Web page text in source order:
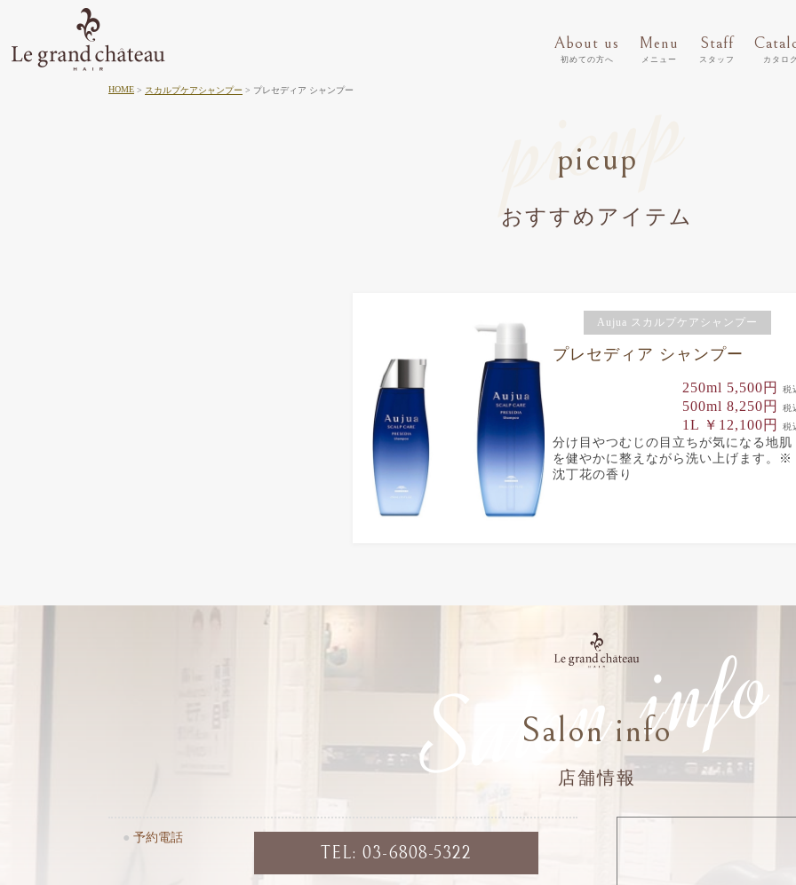
About us
初めての方へ
Menu
メニュー
Staff
スタッフ カタロ
HOME スカルプケアシャンプー プレセディア シャンプー
picup
picup
おすすめアイテム
Aujua スカルプケアシャンプー
プレセディア シャンプー
250ml 5,500円 税
500ml 8,250円 税
1L ￥12,100円 税
分け目やつむじの目立ちが気になる地肌
を健やかに整えながら洗い上げます。※
沈丁花の香り
Salon info
Salon info
店舗情報
● 予約電話
TEL: 03-6808-5322